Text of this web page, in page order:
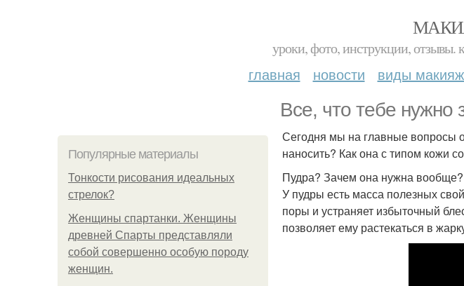
уроки, фото, инструкции, отзывы.
главная новости виды
Все, что тебе нужно
Популярные материалы
Тонкости рисования идеальных
стрелок?
Женщины спартанки. Женщины
древней Спарты представляли
собой совершенно особую породу
женщин.
Сегодня мы на главные вопросы
наносить? Как она с типом кожи
Пудра? Зачем она нужна вообще?
У пудры есть масса полезных
поры и устраняет избыточный
позволяет ему растекаться в